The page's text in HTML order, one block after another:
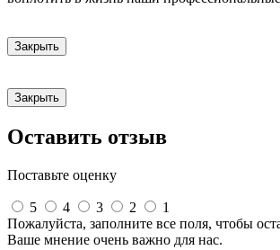
Закрыть
Закрыть
Оставить отзыв
Поставьте оценку
5 4 3 2
1
Пожалуйста, заполните все поля, чтобы
Ваше мнение очень важно для нас.